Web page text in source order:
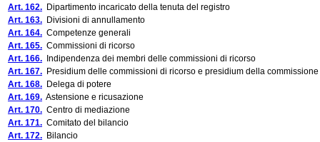
Art. 162. Dipartimento incaricato della tenuta del registro
Art. 163. Divisioni di annullamento
Art. 164. Competenze generali
Art. 165. Commissioni di ricorso
Art. 166. Indipendenza dei membri delle commissioni di ricorso
Art. 167. Presidium delle commissioni di ricorso e presidium della
Art. 168. Delega di potere
Art. 169. Astensione e ricusazione
Art. 170. Centro di mediazione
Art. 171. Comitato del bilancio
Art. 172. Bilancio